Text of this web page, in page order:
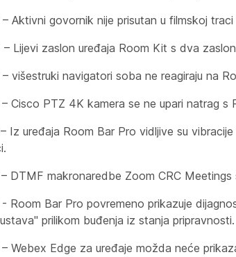
Aktivni govornik nije prisutan u filmskoj
Lijevi zaslon uređaja Room Kit s dva
višestruki navigatori soba ne reagiraju na
Cisco PTZ 4K kamera se ne upari natrag s
Iz uređaja Room Bar Pro vidljive su
DTMF makronaredbe Zoom CRC
Room Bar Pro povremeno prikazuje
prilikom buđenja iz stanja pripravnosti.
Webex Edge za uređaje možda neće